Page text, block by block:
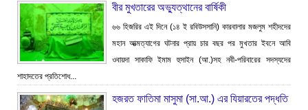
বীর মুখতারের অভ্যুত্থানের বার্ষিকী
৬৬ হিজরির এই দিনে (১৪ ই রবিউসসানি) কারবালার মজলুম শহীদদের
মহান আত্মত্যাগের ঘটনার প্রায় চার বছর পর মুখতার ইবনে আবি
ওবায়দা সাকাফি ইমাম হুসাইন (আ.)সহ নবী-পরিবারের সদস্যদের
শাহাদতের প্রতিশোধ...
হজরত ফাতিমা মাসুমা (সা.আ.) এর যিয়ারতের পদ্ধতি